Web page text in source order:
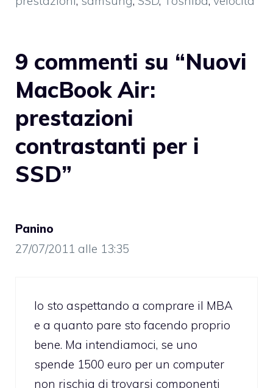
9 commenti su “Nuovi
MacBook Air:
prestazioni
contrastanti per i
SSD”
Panino
27/07/2011 alle 13:35
Io sto aspettando a comprare il MBA
e a quanto pare sto facendo proprio
bene. Ma intendiamoci, se uno
spende 1500 euro per un computer
non rischia di trovarsi componenti